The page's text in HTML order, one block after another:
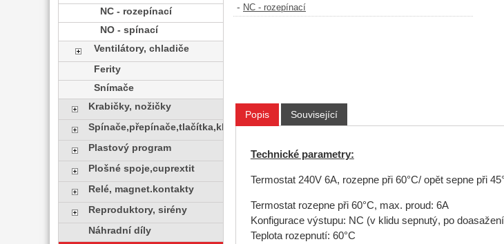
- NC - rozepínací
Popis Související
Technické parametry:
Termostat 240V 6A, rozepne při 60°C/ opět sepne při
Termostat rozepne při 60°C, max. proud: 6A
Konfigurace výstupu: NC (v klidu sepnutý, po
Teplota rozepnutí: 60°C
NC - rozepínací
NO - spínací
Ventilátory, chladiče
Ferity
Snímače
Krabičky, nožičky
Spínače,přepínače,tlačítka,klávesy
Plastový program
Plošné spoje,cuprextit
Relé, magnet.kontakty
Reproduktory, sirény
Náhradní díly